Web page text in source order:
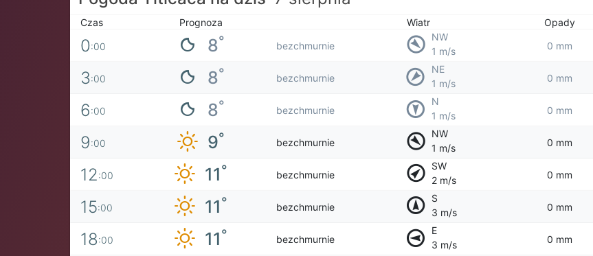
Czas Prognoza Wiatr Opady
0:00 8° bezchmurnie
NW
1 m/s
0 mm
3:00 8° bezchmurnie
NE
1 m/s
0 mm
6:00 8° bezchmurnie
N
1 m/s
0 mm
9:00 9° bezchmurnie
NW
1 m/s
0 mm
12:00 11° bezchmurnie
SW
2 m/s
0 mm
15:00 11° bezchmurnie
S
3 m/s
0 mm
18:00 11° bezchmurnie
E
3 m/s
0 mm